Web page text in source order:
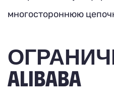
многостороннюю
ALIBABA